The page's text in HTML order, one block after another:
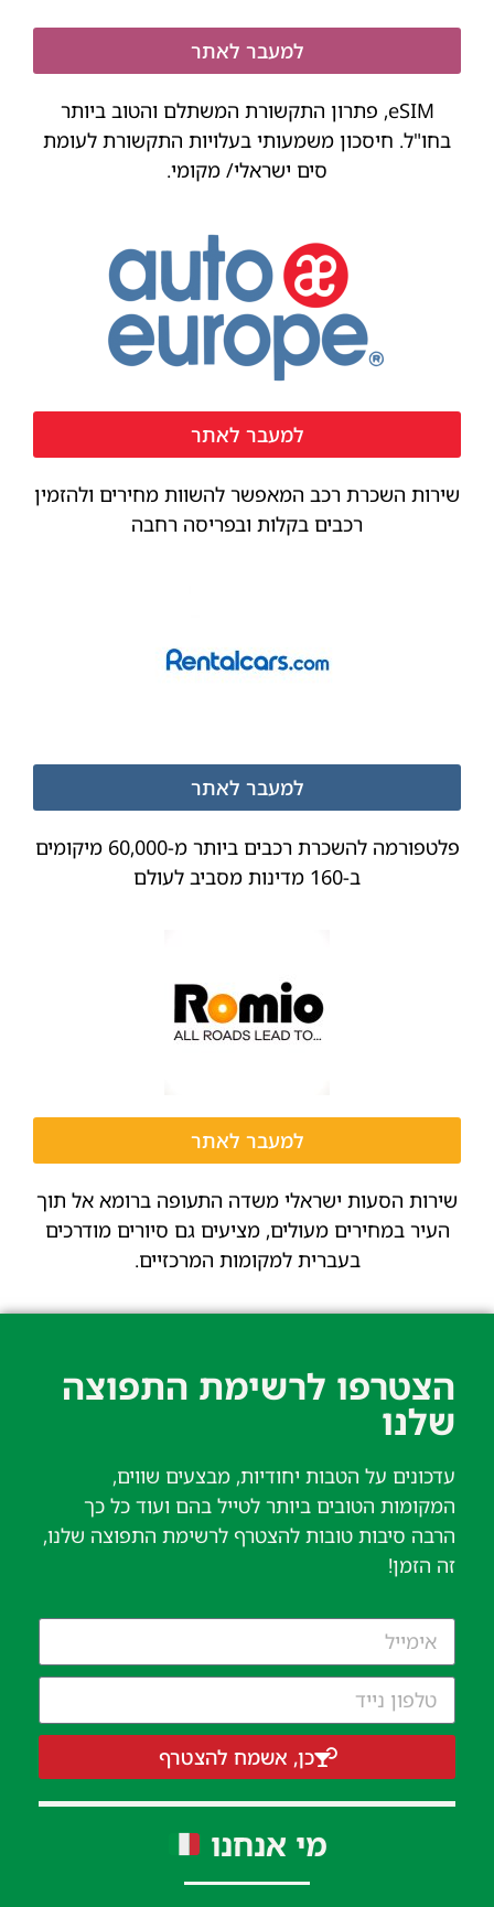
למעבר לאתר
eSIM, פתרון התקשורת המשתלם והטוב ביותר
בחו"ל. חיסכון משמעותי בעלויות התקשורת לעומת
סים ישראלי/ מקומי.
למעבר לאתר
שירות השכרת רכב המאפשר להשוות מחירים ולהזמין
רכבים בקלות ובפריסה רחבה
למעבר לאתר
פלטפורמה להשכרת רכבים ביותר מ-60,000 מיקומים
ב-160 מדינות מסביב לעולם
למעבר לאתר
שירות הסעות ישראלי משדה התעופה ברומא אל תוך
העיר במחירים מעולים, מציעים גם סיורים מודרכים
בעברית למקומות המרכזיים.
הצטרפו לרשימת התפוצה
שלנו​
עדכונים על הטבות יחודיות, מבצעים שווים,
המקומות הטובים ביותר לטייל בהם ועוד כל כך
הרבה סיבות טובות להצטרף לרשימת התפוצה שלנו,
זה הזמן!
כן, אשמח להצטרף
מי אנחנו